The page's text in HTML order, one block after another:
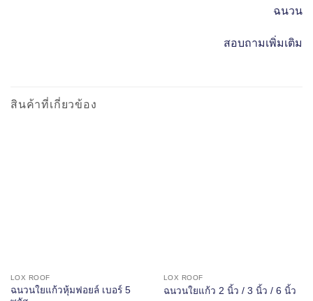
ฉนวน
สอบถามเพิ่มเติม
สินค้าที่เกี่ยวข้อง
LOX ROOF
ฉนวนใยแก้วหุ้มฟอยล์ เบอร์ 5
LOX ROOF
ฉนวนใยแก้ว 2 นิ้ว / 3 นิ้ว / 6 นิ้ว